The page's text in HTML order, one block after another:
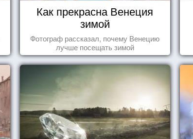
Как прекрасна Венеция
зимой
Фотограф рассказал, почему Венецию
лучше посещать зимой